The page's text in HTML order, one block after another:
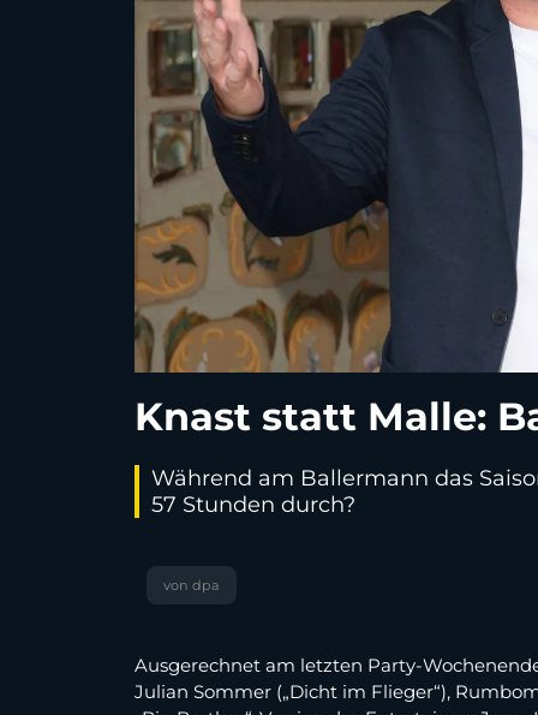
Knast statt Malle:
Während am Ballermann das
57 Stunden durch?
von dpa
Ausgerechnet am letzten Party-
Julian Sommer („Dicht im Flieger“),